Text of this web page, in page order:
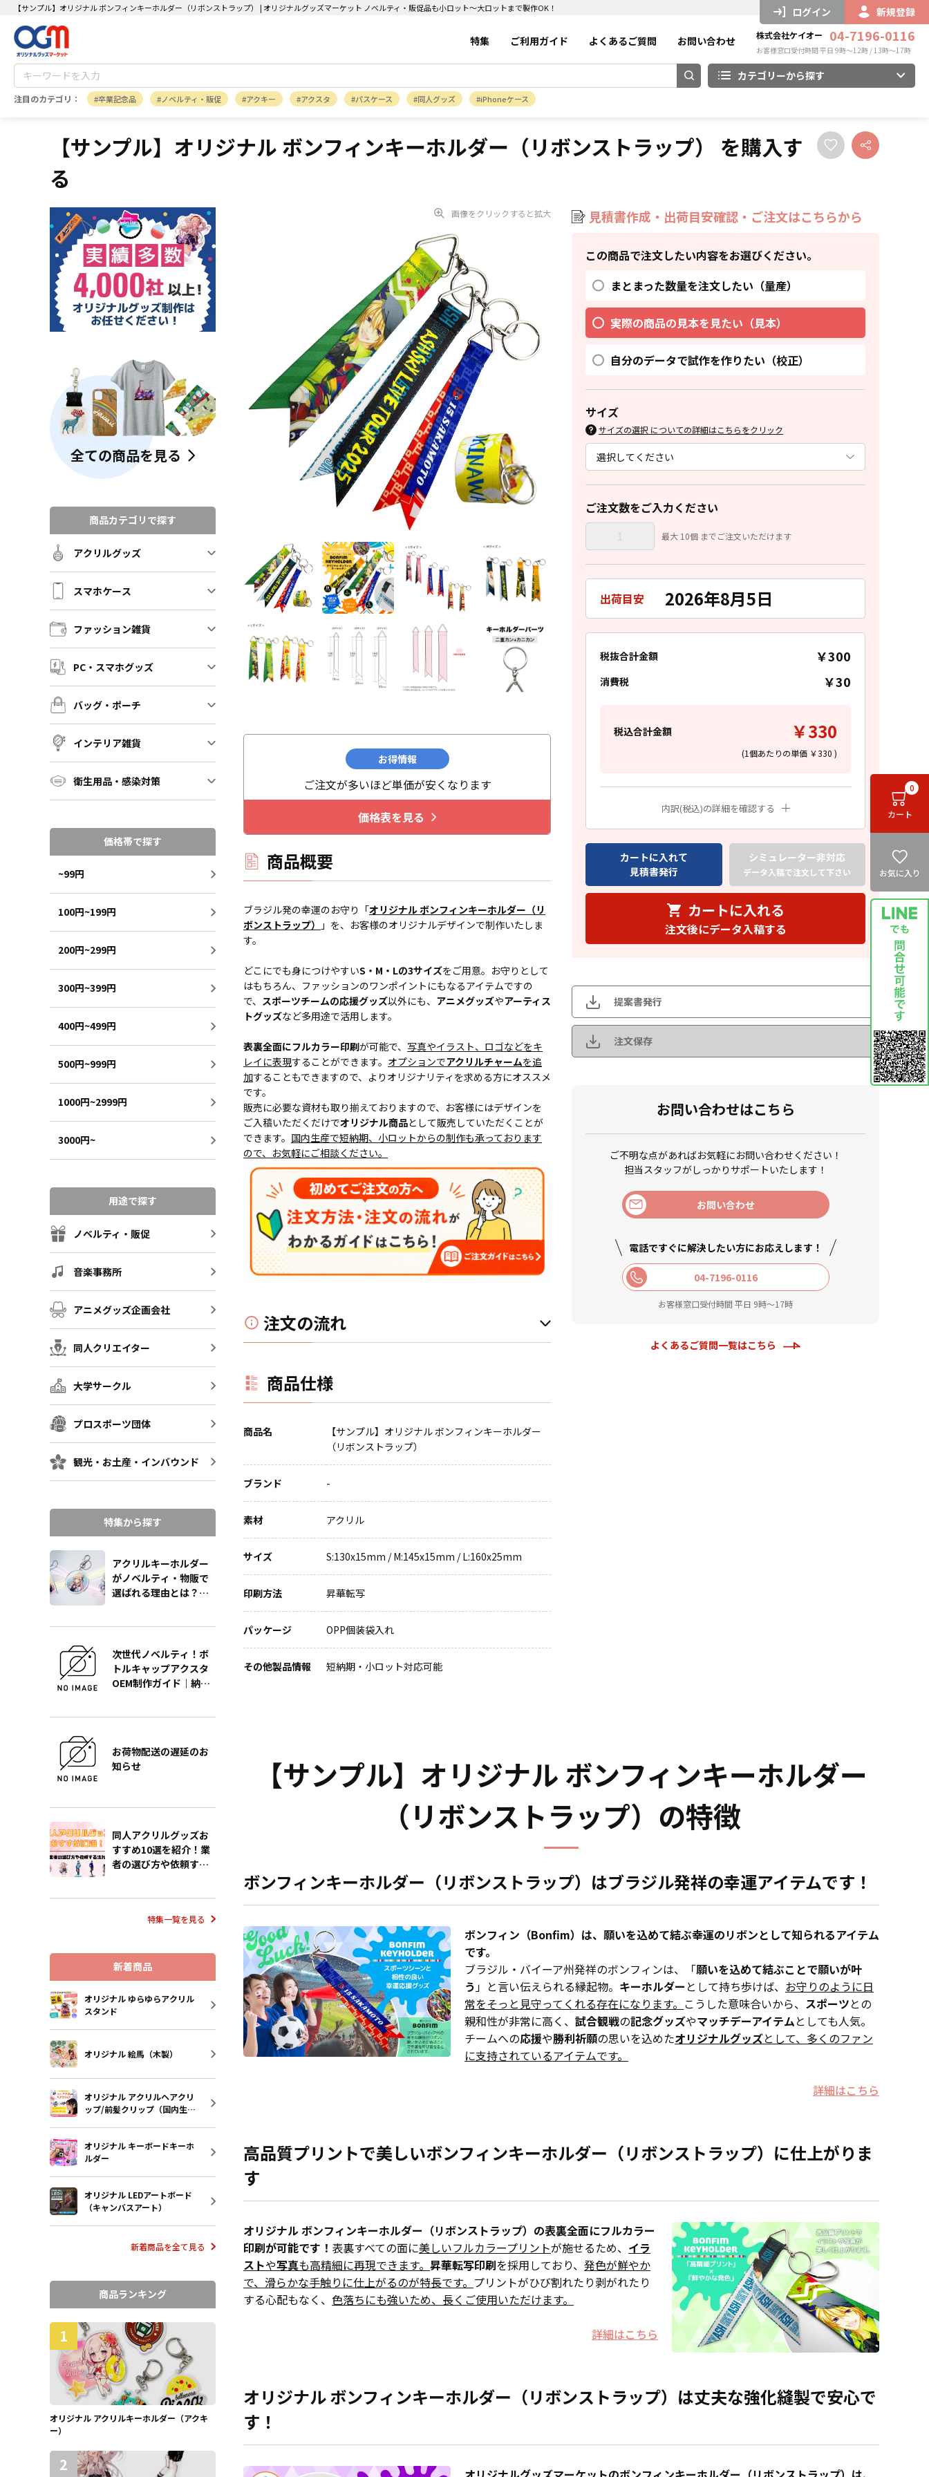
【サンプル】オリジナル ボンフィンキーホルダー（リボンストラップ） | オリジナルグッズマーケット ノベルティ・販促品も小ロット～大ロットまで製作OK！ ログイン 新規登録
特集 ご利用ガイド よくあるご質問 お問い合わせ 株式会社ケイオー 04-7196-0116
お客様窓口受付時間 平日 9時～12時 / 13時～17時
カテゴリーから探す
注目のカテゴリ： 卒業記念品 ノベルティ・販促 アクキー アクスタ パスケース 同人グッズ iPhoneケース
【サンプル】オリジナル ボンフィンキーホルダー（リボンストラップ） を購入す
る
全ての商品を見る
商品カテゴリで探す
アクリルグッズ
スマホケース
ファッション雑貨
PC・スマホグッズ
バッグ・ポーチ
インテリア雑貨
衛生用品・感染対策
価格帯で探す
~99円
100円~199円
200円~299円
300円~399円
400円~499円
500円~999円
1000円~2999円
3000円~
用途で探す
ノベルティ・販促
音楽事務所
アニメグッズ企画会社
同人クリエイター
大学サークル
プロスポーツ団体
観光・お土産・インバウンド
特集から探す
アクリルキーホルダー
がノベルティ・物販で
選ばれる理由とは？販
次世代ノベルティ！ボ
トルキャップアクスタ
OEM制作ガイド｜納
お荷物配送の遅延のお
知らせ
同人アクリルグッズお
すすめ10選を紹介！業
者の選び方や依頼する
特集一覧を見る
新着商品
オリジナル ゆらゆらアクリル
スタンド
オリジナル 絵馬（木製）
オリジナル アクリルヘアクリ
ップ/前髪クリップ（国内生
オリジナル キーボードキーホ
ルダー
オリジナル LEDアートボード
（キャンバスアート）
新着商品を全て見る
商品ランキング
1
オリジナル アクリルキーホルダー（アクキ
ー）
2
画像をクリックすると拡大
お得情報
ご注文が多いほど単価が安くなります
価格表を見る
商品概要
ブラジル発の幸運のお守り「オリジナル ボンフィンキーホルダー（リ
ボンストラップ）
」を、お客様のオリジナルデザインで制作いたしま
す。
どこにでも身につけやすいS・M・Lの3サイズをご用意。お守りとして
はもちろん、ファッションのワンポイントにもなるアイテムですの
で、 スポーツチームの応援グッズ以外にも、 アニメグッズやアーティス
トグッズなど多用途で活用します。
表裏全面にフルカラー印刷が可能で、 写真やイラスト、ロゴなどをキ
レイに表現することができます。 オプションでアクリルチャームを追
加することもできますので、よりオリジナリティを求める方にオススメ
です。
販売に必要な資材も取り揃えておりますので、お客様にはデザインを
ご入稿いただくだけでオリジナル商品として販売していただくことが
できます。 国内生産で短納期、小ロットからの制作も承っております
ので、お気軽にご相談ください。
注文の流れ
商品仕様
商品名
【サンプル】オリジナル ボンフィンキーホルダー
（リボンストラップ）
ブランド -
素材 アクリル
サイズ S:130x15mm / M:145x15mm / L:160x25mm
印刷方法 昇華転写
パッケージ OPP個装袋入れ
その他製品情報 短納期・小ロット対応可能
見積書作成・出荷目安確認・ご注文はこちらから
この商品で注文したい内容をお選びください。
まとまった数量を注文したい（量産）
実際の商品の見本を見たい（見本）
自分のデータで試作を作りたい（校正）
サイズ
サイズの選択 についての詳細はこちらをクリック
ご注文数をご入力ください
最大 10個 までご注文いただけます
出荷目安 2026年8月5日
税抜合計金額 ￥300
消費税 ￥30
税込合計金額 ￥330
(1個あたりの単価 ￥330 )
内訳(税込)の詳細を確認する
カートに入れて
見積書発行
シミュレーター非対応
データ入稿で注文して下さい
カートに入れる
注文後にデータ入稿する
提案書発行
注文保存
お問い合わせはこちら
ご不明な点があればお気軽にお問い合わせください！
担当スタッフがしっかりサポートいたします！
お問い合わせ
電話ですぐに解決したい方にお応えします！
04-7196-0116
お客様窓口受付時間 平日 9時〜17時
よくあるご質問一覧はこちら
【サンプル】オリジナル ボンフィンキーホルダー
（リボンストラップ）の特徴
ボンフィンキーホルダー（リボンストラップ）はブラジル発祥の幸運アイテムです！
ボンフィン（Bonfim）は、願いを込めて結ぶ幸運のリボンとして知られるアイテム
です。
ブラジル・バイーア州発祥のボンフィンは、「願いを込めて結ぶことで願いが叶
う」と言い伝えられる縁起物。 キーホルダー として持ち歩けば、 お守りのように日
常をそっと見守ってくれる存在になります。 こうした意味合いから、 スポーツとの
親和性が非常に高く、 試合観戦の記念グッズやマッチデーアイテムとしても人気。
チームへの応援や勝利祈願の思いを込めたオリジナルグッズとして、多くのファン
に支持されているアイテムです。
詳細はこちら
高品質プリントで美しいボンフィンキーホルダー（リボンストラップ）に仕上がりま
す
オリジナル ボンフィンキーホルダー（リボンストラップ）の表裏全面にフルカラー
印刷が可能です！ 表裏すべての面に美しいフルカラープリントが施せるため、 イラ
ストや写真も高精細に再現できます。 昇華転写印刷を採用しており、 発色が鮮やか
で、滑らかな手触りに仕上がるのが特長です。 プリントがひび割れたり剥がれたり
する心配もなく、 色落ちにも強いため、長くご使用いただけます。
詳細はこちら
オリジナル ボンフィンキーホルダー（リボンストラップ）は丈夫な強化縫製で安心で
す！
カート
0
お気に入り